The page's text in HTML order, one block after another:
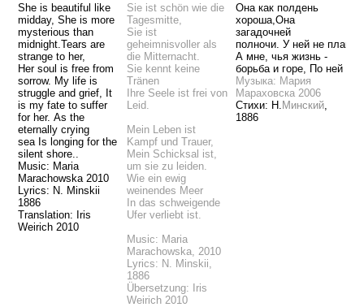
She is beautiful like
midday,She is more
mysterious than
midnight.Tears are
strange to her,
Her soul is free from
sorrow. My life is
struggle and grief, It
is my fate to suffer
for her.As the
eternally crying
sea Is longing for the
silent shore..
Music: Maria
Marachowska 2010
Lyrics: N. Minskii
1886
Translation: Iris
Weirich 2010
Sie ist schön wie die
Tagesmitte,
Sie ist
geheimnisvoller als
die Mitternacht.
Sie kennt keine
Tränen
Ihre Seele ist frei von
Leid.
Mein Leben ist
Kampf und Trauer,
Mein Schicksal ist,
um sie zu leiden.
Wie ein ewig
weinendes Meer
In das schweigende
Ufer verliebt ist.
Music: Maria
Marachowska, 2010
Lyrics: N. Minskii,
1886
Übersetzung: Iris
Weirich 2010
Она как полдень
хороша,Она
загадочней
полночи.У ней не
А мне, чья жизнь -
борьба и горе, По ней
Музыка: Мария
Мараховска 2006
Стихи: Н. Минский
1886